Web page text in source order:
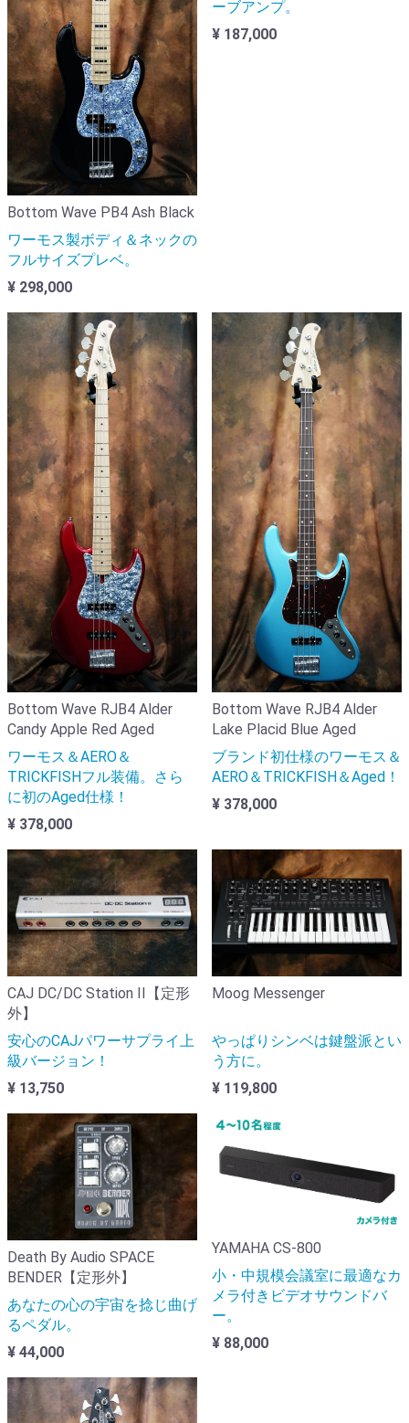
Bottom Wave PB4 Ash Black
ワーモス製ボディ＆ネックの
フルサイズプレベ。
¥ 298,000
ーブアンプ。
¥ 187,000
Bottom Wave RJB4 Alder
Candy Apple Red Aged
ワーモス＆AERO＆
TRICKFISHフル装備。さら
に初のAged仕様！
¥ 378,000
Bottom Wave RJB4 Alder
Lake Placid Blue Aged
ブランド初仕様のワーモス＆
AERO＆TRICKFISH＆Aged！
¥ 378,000
CAJ DC/DC Station II【定形
外】
安心のCAJパワーサプライ上
級バージョン！
¥ 13,750
Moog Messenger
やっぱりシンベは鍵盤派とい
う方に。
¥ 119,800
Death By Audio SPACE
BENDER【定形外】
あなたの心の宇宙を捻じ曲げ
るペダル。
¥ 44,000
YAMAHA CS-800
小・中規模会議室に最適なカ
メラ付きビデオサウンドバ
ー。
¥ 88,000